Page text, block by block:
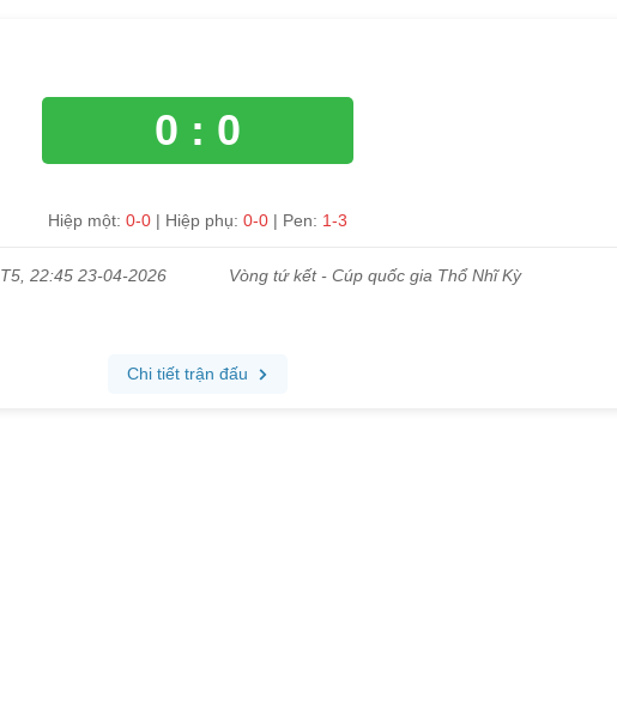
0 : 0
Hiệp một: 0-0 | Hiệp phụ: 0-0 | Pen: 1-3
T5, 22:45 23-04-2026 Vòng tứ kết - Cúp quốc gia Thổ Nhĩ Kỳ
Chi tiết trận đấu